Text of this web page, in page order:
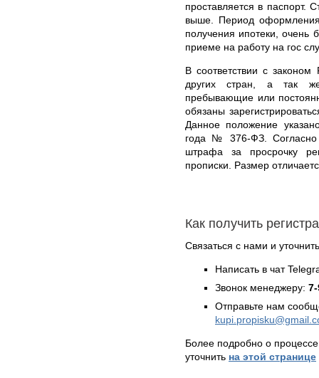
проставляется в паспорт.
выше. Период
получения ипотеки, очень
приеме на работу на гос
В соответствии с
других стран, а так
пребывающие или
обязаны
Данное положение
года № 376-ФЗ. Согласно
штрафа за просрочку
прописки. Размер
Как получить
Связаться с нами и
Написать в чат
Звонок менеджеру:
Отправьте нам
Более подробно о
уточнить на этой странице